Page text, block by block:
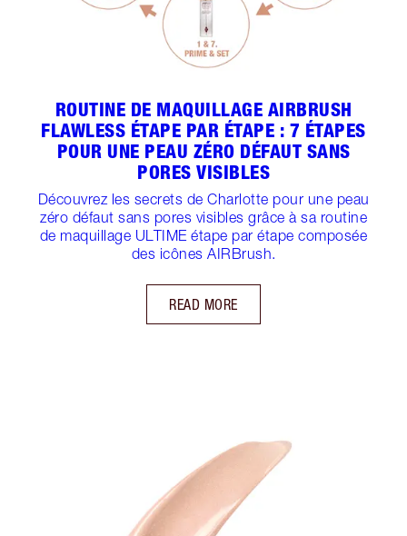
ROUTINE DE MAQUILLAGE AIRBRUSH
FLAWLESS ÉTAPE PAR ÉTAPE : 7 ÉTAPES
POUR UNE PEAU ZÉRO DÉFAUT SANS
PORES VISIBLES
Découvrez les secrets de Charlotte pour une peau
zéro défaut sans pores visibles grâce à sa routine
de maquillage ULTIME étape par étape composée
des icônes AIRBrush.
READ MORE